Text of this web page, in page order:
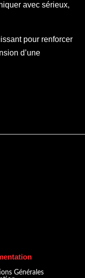
avec sérieux,
pour renforcer
d’une
Générales